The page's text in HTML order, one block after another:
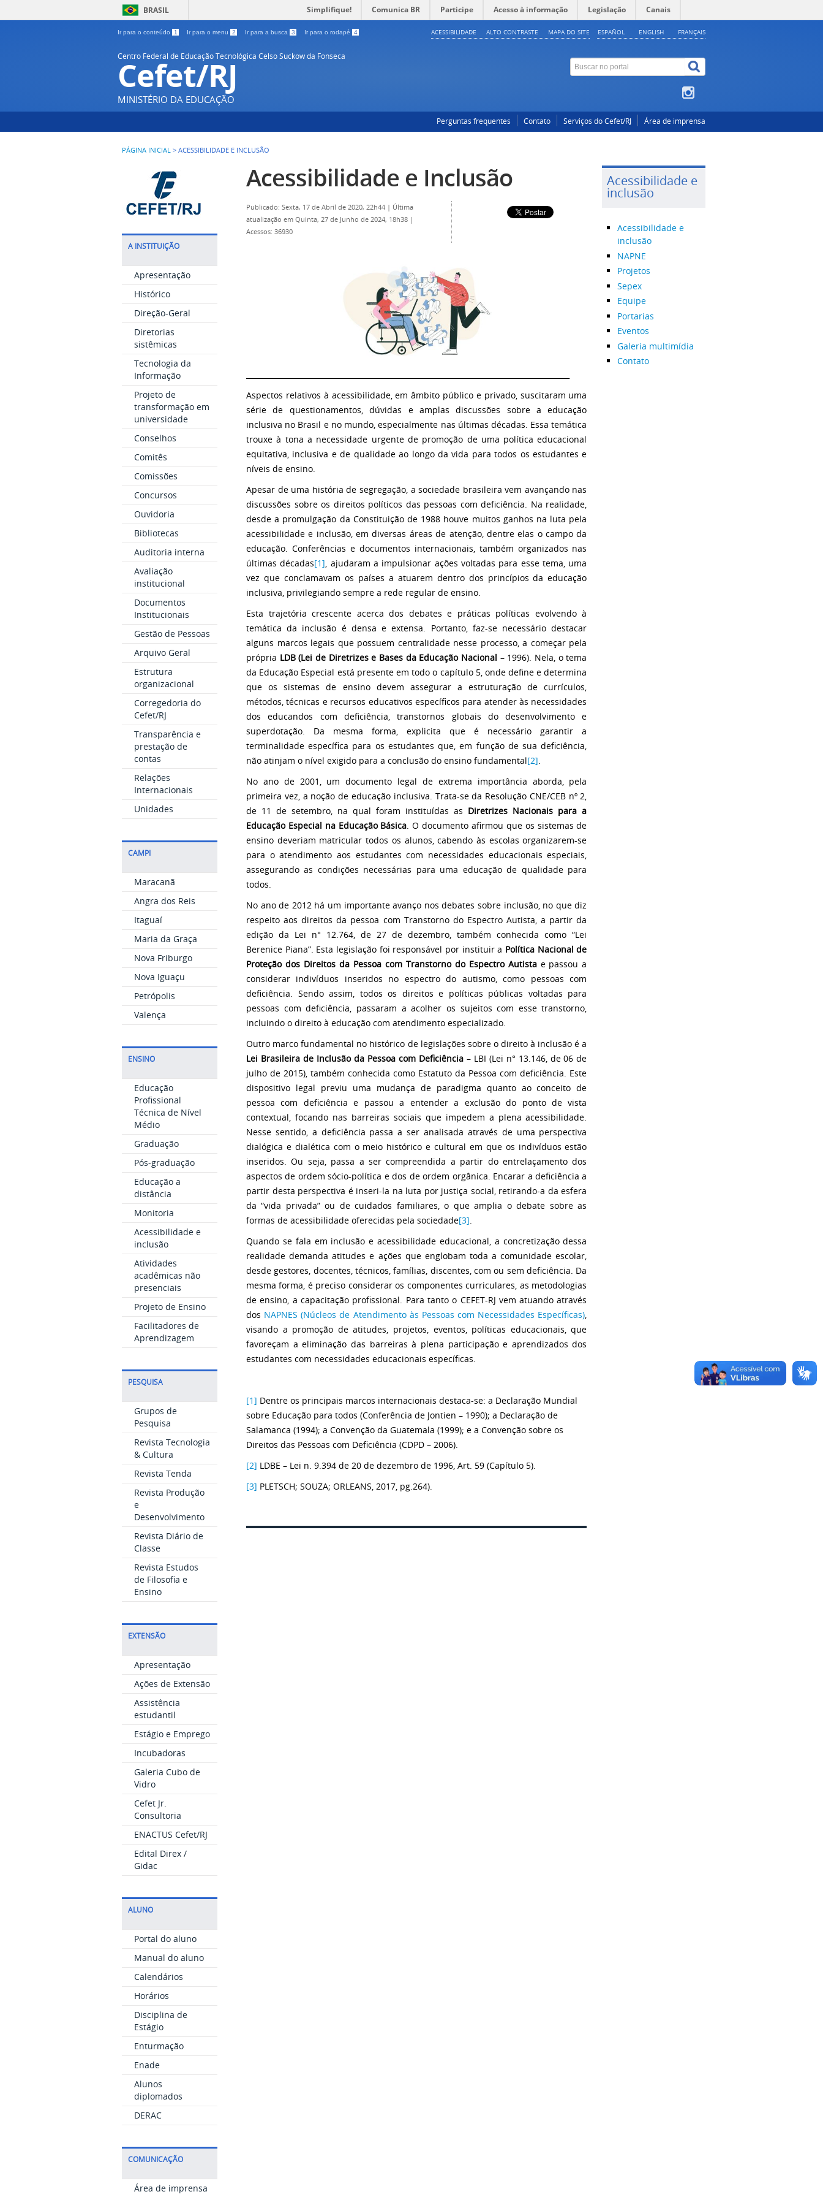
BRASIL Simplifique! Comunica BR Participe Acesso à informação Legislação Canais
Ir para o conteúdo 1 Ir para o menu 2 Ir para a busca 3 Ir para o rodapé 4 ESPAÑOL ENGLISH FRANÇAIS
ACESSIBILIDADE ALTO CONTRASTE MAPA DO SITE
Centro Federal de Educação Tecnológica Celso Suckow da Fonseca
Cefet/RJ
MINISTÉRIO DA EDUCAÇÃO
Perguntas frequentes Contato Serviços do Cefet/RJ Área de imprensa
PÁGINA INICIAL > ACESSIBILIDADE E INCLUSÃO
A INSTITUIÇÃO
Apresentação
Histórico
Direção-Geral
Diretorias
sistêmicas
Tecnologia da
Informação
Projeto de
transformação em
universidade
Conselhos
Comitês
Comissões
Concursos
Ouvidoria
Bibliotecas
Auditoria interna
Avaliação
institucional
Documentos
Institucionais
Gestão de Pessoas
Arquivo Geral
Estrutura
organizacional
Corregedoria do
Cefet/RJ
Transparência e
prestação de
contas
Relações
Internacionais
Unidades
CAMPI
Maracanã
Angra dos Reis
Itaguaí
Maria da Graça
Nova Friburgo
Nova Iguaçu
Petrópolis
Valença
ENSINO
Educação
Profissional
Técnica de Nível
Médio
Graduação
Pós-graduação
Educação a
distância
Monitoria
Acessibilidade e
inclusão
Atividades
acadêmicas não
presenciais
Projeto de Ensino
Facilitadores de
Aprendizagem
PESQUISA
Grupos de
Pesquisa
Revista Tecnologia
& Cultura
Revista Tenda
Revista Produção
e
Desenvolvimento
Revista Diário de
Classe
Revista Estudos
de Filosofia e
Ensino
EXTENSÃO
Apresentação
Ações de Extensão
Assistência
estudantil
Estágio e Emprego
Incubadoras
Galeria Cubo de
Vidro
Cefet Jr.
Consultoria
ENACTUS Cefet/RJ
Edital Direx /
Gidac
ALUNO
Portal do aluno
Manual do aluno
Calendários
Horários
Disciplina de
Estágio
Enturmação
Enade
Alunos
diplomados
DERAC
COMUNICAÇÃO
Área de imprensa
Acessibilidade e Inclusão
Publicado: Sexta, 17 de Abril de 2020, 22h44 | Última
atualização em Quinta, 27 de Junho de 2024, 18h38 |
Acessos: 36930
Aspectos relativos à acessibilidade, em âmbito público e privado, suscitaram uma
série de questionamentos, dúvidas e amplas discussões sobre a educação
inclusiva no Brasil e no mundo, especialmente nas últimas décadas. Essa temática
trouxe à tona a necessidade urgente de promoção de uma política educacional
equitativa, inclusiva e de qualidade ao longo da vida para todos os estudantes e
níveis de ensino.
Apesar de uma história de segregação, a sociedade brasileira vem avançando nas
discussões sobre os direitos políticos das pessoas com deficiência. Na realidade,
desde a promulgação da Constituição de 1988 houve muitos ganhos na luta pela
acessibilidade e inclusão, em diversas áreas de atenção, dentre elas o campo da
educação. Conferências e documentos internacionais, também organizados nas
últimas décadas[1] , ajudaram a impulsionar ações voltadas para esse tema, uma
vez que conclamavam os países a atuarem dentro dos princípios da educação
inclusiva, privilegiando sempre a rede regular de ensino.
Esta trajetória crescente acerca dos debates e práticas políticas evolvendo à
temática da inclusão é densa e extensa. Portanto, faz-se necessário destacar
alguns marcos legais que possuem centralidade nesse processo, a começar pela
própria LDB (Lei de Diretrizes e Bases da Educação Nacional – 1996). Nela, o tema
da Educação Especial está presente em todo o capítulo 5, onde define e determina
que os sistemas de ensino devem assegurar a estruturação de currículos,
métodos, técnicas e recursos educativos específicos para atender às necessidades
dos educandos com deficiência, transtornos globais do desenvolvimento e
superdotação. Da mesma forma, explicita que é necessário garantir a
terminalidade específica para os estudantes que, em função de sua deficiência,
não atinjam o nível exigido para a conclusão do ensino fundamental[2]
No ano de 2001, um documento legal de extrema importância aborda, pela
primeira vez, a noção de educação inclusiva. ​Trata-se da Resolução CNE/CEB nº 2,
de 11 de setembro, na qual foram instituídas as Diretrizes Nacionais para a
Educação Especial na Educação Básica . O documento afirmou que os sistemas de
ensino deveriam matricular todos os alunos, cabendo às escolas organizarem-se
para o atendimento aos estudantes com necessidades educacionais especiais,
assegurando as condições necessárias para uma educação de qualidade para
todos.
No ano de 2012 há um importante avanço nos debates sobre inclusão, no que diz
respeito aos direitos da pessoa com Transtorno do Espectro Autista, a partir da
edição da Lei n° 12.764, de 27 de dezembro, também conhecida como “Lei
Berenice Piana”. Esta legislação foi responsável por instituir a Política Nacional de
Proteção dos Direitos da Pessoa com Transtorno do Espectro Autistae passou a
considerar indivíduos inseridos no espectro do autismo, como pessoas com
deficiência. Sendo assim, todos os direitos e políticas públicas voltadas para
pessoas com deficiência, passaram a acolher os sujeitos com esse transtorno,
incluindo o direito à educação com atendimento especializado.
Outro marco fundamental no histórico de legislações sobre o direito à inclusão é a
Lei Brasileira de Inclusão da Pessoa com Deficiência– LBI (Lei n° 13.146, de 06 de
julho de 2015), também conhecida como Estatuto da Pessoa com deficiência. Este
dispositivo legal previu uma mudança de paradigma quanto ao conceito de
pessoa com deficiência e passou a entender a exclusão do ponto de vista
contextual, focando nas barreiras sociais que impedem a plena acessibilidade.
Nesse sentido, a deficiência passa a ser analisada através de uma perspectiva
dialógica e dialética com o meio histórico e cultural em que os indivíduos estão
inseridos. Ou seja, passa a ser compreendida a partir do entrelaçamento dos
aspectos de ordem sócio-política e dos de ordem orgânica. Encarar a deficiência a
partir desta perspectiva é inseri-la na luta por justiça social, retirando-a da esfera
da “vida privada” ou de cuidados familiares, o que amplia o debate sobre as
formas de acessibilidade oferecidas pela sociedade[3]
Quando se fala em inclusão e acessibilidade educacional, a concretização dessa
realidade demanda atitudes e ações que englobam toda a comunidade escolar,
desde gestores, docentes, técnicos, famílias, discentes, com ou sem deficiência. Da
mesma forma, é preciso considerar os componentes curriculares, as metodologias
de ensino, a capacitação profissional. Para tanto o CEFET-RJ vem atuando através
dos NAPNES (Núcleos de Atendimento às Pessoas com Necessidades Específicas)
visando a promoção de atitudes, projetos, eventos, políticas educacionais, que
favoreçam a eliminação das barreiras à plena participação e aprendizados dos
estudantes com necessidades educacionais específicas.
[1] Dentre os principais marcos internacionais destaca-se: a Declaração Mundial
sobre Educação para todos (Conferência de Jontien – 1990); a Declaração de
Salamanca (1994); a Convenção da Guatemala (1999); e a Convenção sobre os
Direitos das Pessoas com Deficiência (CDPD – 2006).
[2] LDBE – Lei n. 9.394 de 20 de dezembro de 1996, Art. 59 (Capítulo 5).
[3] PLETSCH; SOUZA; ORLEANS, 2017, pg.264).
Acessibilidade e
inclusão
Acessibilidade e
inclusão
NAPNE
Projetos
Sepex
Equipe
Portarias
Eventos
Galeria multimídia
Contato